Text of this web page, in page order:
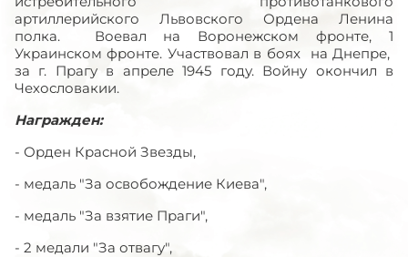
артиллерийского Львовского Ордена Ленина
полка. Воевал на Воронежском фронте, 1
Украинском фронте. Участвовал в боях на Днепре,
за г. Прагу в апреле 1945 году. Войну окончил в
Чехословакии.
Награжден:
- Орден Красной Звезды,
- медаль "За освобождение Киева",
- медаль "За взятие Праги",
- 2 медали "За отвагу",